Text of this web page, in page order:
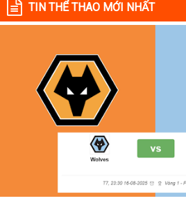
TIN THỂ THAO MỚI NHẤT